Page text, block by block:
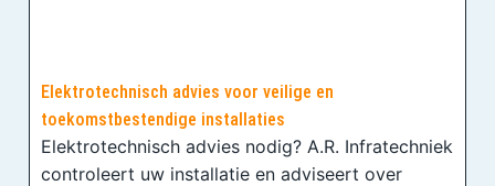
Elektrotechnisch advies voor veilige en
toekomstbestendige installaties
Elektrotechnisch advies nodig? A.R. Infratechniek
controleert uw installatie en adviseert over